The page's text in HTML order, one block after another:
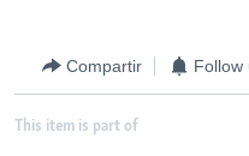
NOTA ECONÓMICA
ENTRETENIMIENTO
Idiomas
Compartir Follow
This item is part of